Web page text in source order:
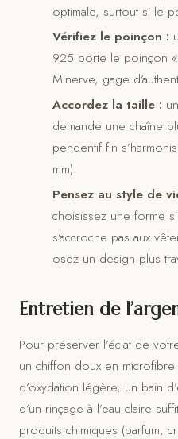
optimale, surtout si le
Vérifiez le poinçon :
925 porte le poinçon
Minerve, gage
Accordez la taille :
demande une chaîne
pendentif fin
mm).
Pensez au style de
choisissez une forme
s’accroche pas aux
osez un design plus
Entretien de
Pour préserver l’éclat de
un chiffon doux en
d’oxydation légère, un bain
d’un rinçage à l’eau claire
produits chimiques (parfum,